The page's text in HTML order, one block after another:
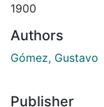
1900
Authors
Gómez, Gustavo
Publisher